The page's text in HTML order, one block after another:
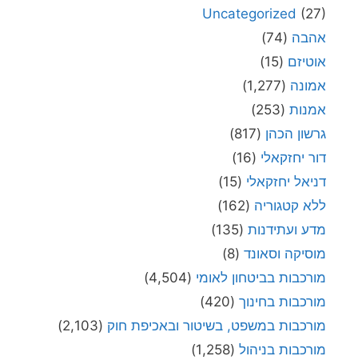
Uncategorized (27)
אהבה (74)
אוטיזם (15)
אמונה (1,277)
אמנות (253)
גרשון הכהן (817)
דור יחזקאלי (16)
דניאל יחזקאלי (15)
ללא קטגוריה (162)
מדע ועתידנות (135)
מוסיקה וסאונד (8)
מורכבות בביטחון לאומי (4,504)
מורכבות בחינוך (420)
מורכבות במשפט, בשיטור ובאכיפת חוק (2,103)
מורכבות בניהול (1,258)